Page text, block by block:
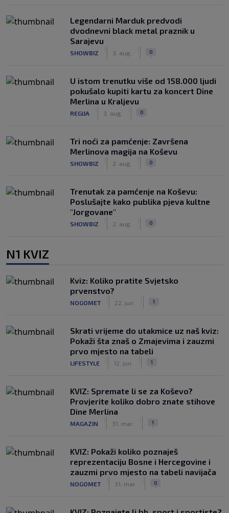
Legendarni Marduk predvodi
dvodnevni black metal praznik u
Sarajevu
SHOWBIZ 3. aug. 0
U istom trenutku više od 158.000 ljudi
pokušalo kupiti kartu za koncert Dine
Merlina u Kraljevu
REGIJA 3. aug. 0
Tri noći za pamćenje: Završena
Merlinova magija na Koševu
SHOWBIZ 2. aug. 0
Trenutak za pamćenje na Koševu:
Poslušajte kako publika pjeva kultne
"Jorgovane"
SHOWBIZ 2. aug. 0
N1 KVIZ
Kviz: Koliko pratite Svjetsko
prvenstvo?
NOGOMET 22. jun. 1
Skrati vrijeme do utakmice uz naš kviz:
Pokaži šta znaš o Zmajevima i zauzmi
prvo mjesto na tabeli
LIFESTYLE 12. jun. 1
KVIZ: Spremate li se za Koševo?
Provjerite koliko dobro znate stihove
Dine Merlina
MAGAZIN 31. mar. 1
KVIZ: Pokaži koliko poznaješ
reprezentaciju Bosne i Hercegovine i
zauzmi prvo mjesto na tabeli navijača
NOGOMET 31. mar. 0